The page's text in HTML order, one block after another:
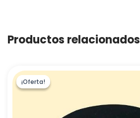
Productos relacionados
¡Oferta!
¡Oferta!